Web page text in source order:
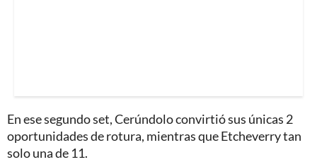
En ese segundo set, Cerúndolo convirtió sus únicas 2
oportunidades de rotura, mientras que Etcheverry tan
solo una de 11.